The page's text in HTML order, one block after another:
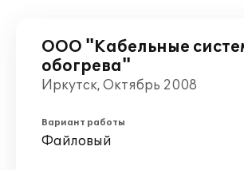
ООО "Кабельные
обогрева"
Иркутск, Октябрь 2008
Вариант работы
Файловый